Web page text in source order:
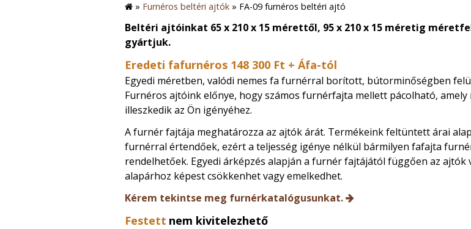
» Furnéros beltéri ajtók » FA-09 furnéros beltéri ajtó
Beltéri ajtóinkat 65 x 210 x 15 mérettől, 95 x 210 x 15 méretig
gyártjuk.
Eredeti fafurnéros 148 300 Ft + Áfa-tól
Egyedi méretben, valódi nemes fa furnérral borított, bútorminőségben
Furnéros ajtóink előnye, hogy számos furnérfajta mellett pácolható, amely
illeszkedik az Ön igényéhez.
A furnér fajtája meghatározza az ajtók árát. Termékeink feltüntett árai
furnérral értendőek, ezért a teljesség igénye nélkül bármilyen fafajta
rendelhetőek. Egyedi árképzés alapján a furnér fajtájától függően az ajtók
alapárhoz képest csökkenhet vagy emelkedhet.
Kérem tekintse meg furnérkatalógusunkat.
Festett nem kivitelezhető